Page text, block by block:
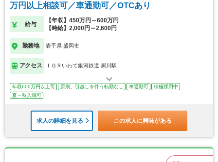
万円以上相談可／車通勤可／OTCあり
給与
【年収】450万円～600万円
【時給】2,000円～2,600円
勤務地 岩手県 盛岡市
アクセス ＩＧＲいわて銀河鉄道 厨川駅
年収600万円以上可 原則、引越しを伴う転勤なし 車通勤可
積極採用中
夏～秋入職可
求人の詳細を見る この求人に興味がある